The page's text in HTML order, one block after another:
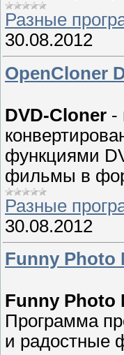
Разные
30.08.2012
OpenCloner
DVD-Cloner -
функциями
фильмы в
Разные
30.08.2012
Funny Photo
Funny Photo
Программа
и радостные